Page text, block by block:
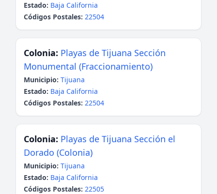
Estado: Baja California
Códigos Postales: 22504
Colonia: Playas de Tijuana Sección
Monumental (Fraccionamiento)
Municipio: Tijuana
Estado: Baja California
Códigos Postales: 22504
Colonia: Playas de Tijuana Sección el
Dorado (Colonia)
Municipio: Tijuana
Estado: Baja California
Códigos Postales: 22505